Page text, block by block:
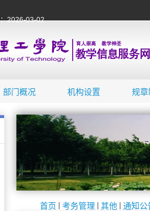
2026-03-02
部门概况 机构设置 规章
首页 考务管理 其他 通知公